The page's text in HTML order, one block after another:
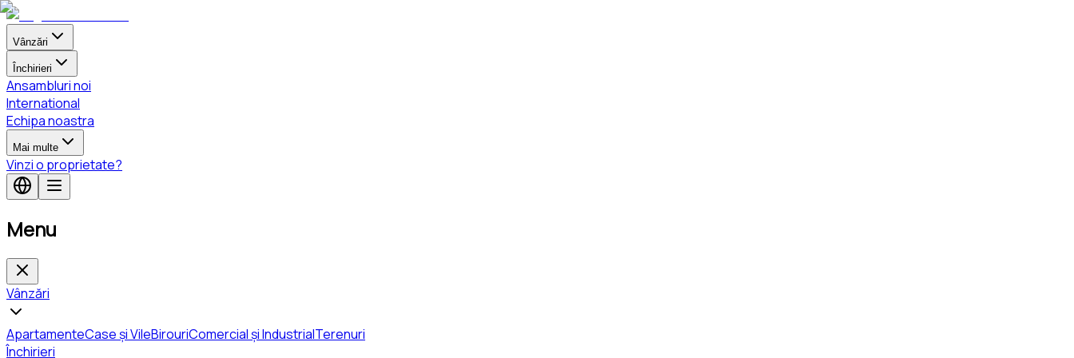
Vânzări
Închirieri
Ansambluri noi
International
Echipa noastra
Mai multe
Vinzi o proprietate?
Menu
Vânzări
ApartamenteCase și VileBirouriComercial și IndustrialTerenuri
Închirieri